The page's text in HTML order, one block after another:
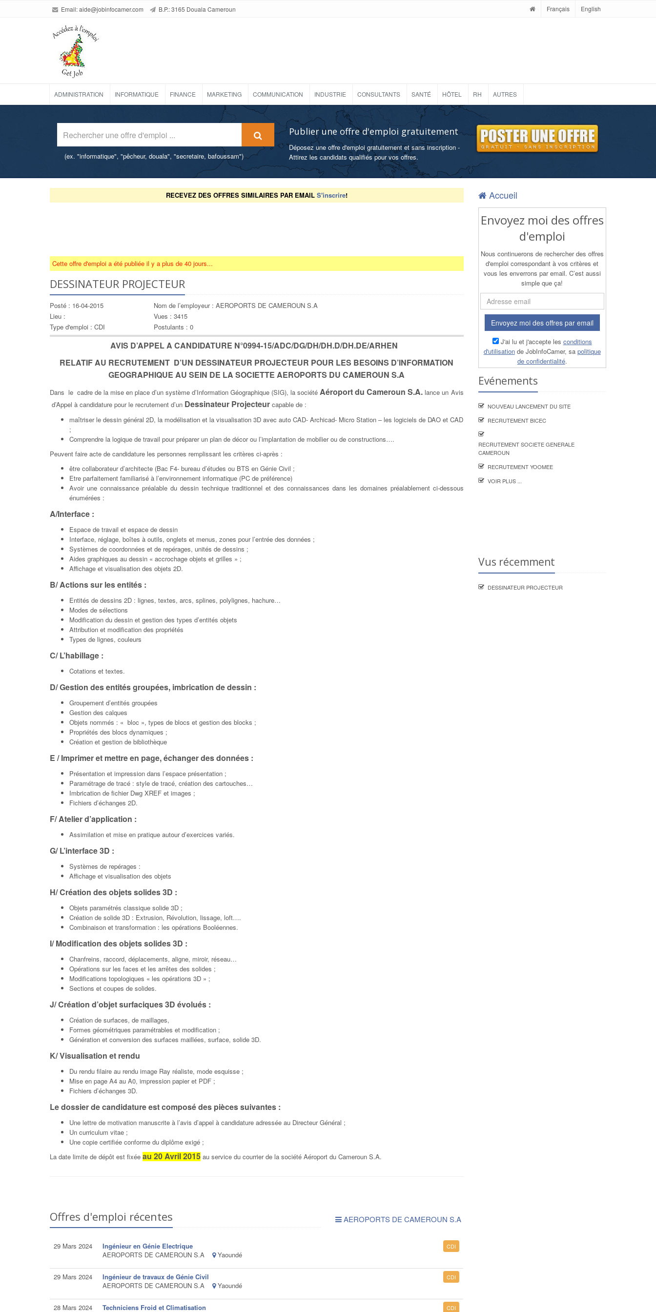
Email:aide@jobinfocamer.com B.P.: 3165 Douala Cameroun Français English
ADMINISTRATION INFORMATIQUE FINANCE MARKETING COMMUNICATION INDUSTRIE CONSULTANTS SANTÉ HÔTEL RH AUTRES
(ex. "informatique", "pêcheur, douala", "secretaire, bafoussam")
Publier une offre d'emploi gratuitement
Déposez une offre d'emploi gratuitement et sans inscription -
Attirez les candidats qualifiés pour vos offres.
RECEVEZ DES OFFRES SIMILAIRES PAR EMAIL S'inscrire!
Cette offre d'emploi a été publiée il y a plus de 40 jours...
DESSINATEUR PROJECTEUR
Posté : 16-04-2015
Nom de l’employeur : AEROPORTS DE CAMEROUN S.A
Lieu :
Vues : 3415
Type d'emploi : CDI
Postulants : 0
AVIS D’APPEL A CANDIDATURE N°0994-15/ADC/DG/DH/DH.D/DH.DE/ARHEN
RELATIF AU RECRUTEMENT D’UN DESSINATEUR PROJECTEUR POUR LES BESOINS D’INFORMATION
GEOGRAPHIQUE AU SEIN DE LA SOCIETTE AEROPORTS DU CAMEROUN S.A
Dans le cadre de la mise en place d’un système d’Information Géographique (SIG), la sociétéAéroport du Cameroun S.A. lance un Avis
d’Appel à candidature pour le recrutement d’un Dessinateur Projecteur capable de :
maîtriser le dessin général 2D, la modélisation et la visualisation 3D avec auto CAD- Archicad- Micro Station – les logiciels de DAO et CAD
;
Comprendre la logique de travail pour préparer un plan de décor ou l’implantation de mobilier ou de constructions….
Peuvent faire acte de candidature les personnes remplissant les critères ci-après :
être collaborateur d’architecte (Bac F4- bureau d’études ou BTS en Génie Civil ;
Etre parfaitement familiarisé à l’environnement informatique (PC de préférence)
Avoir une connaissance préalable du dessin technique traditionnel et des connaissances dans les domaines préalablement ci-dessous
énumérées :
A/Interface :
Espace de travail et espace de dessin
Interface, réglage, boîtes à outils, onglets et menus, zones pour l’entrée des données ;
Systèmes de coordonnées et de repérages, unités de dessins ;
Aides graphiques au dessin « accrochage objets et grilles » ;
Affichage et visualisation des objets 2D.
B/ Actions sur les entités :
Entités de dessins 2D : lignes, textes, arcs, splines, polylignes, hachure…
Modes de sélections
Modification du dessin et gestion des types d’entités objets
Attribution et modification des propriétés
Types de lignes, couleurs
C/ L’habillage :
Cotations et textes.
D/ Gestion des entités groupées, imbrication de dessin :
Groupement d’entités groupées
Gestion des calques
Objets nommés : « bloc », types de blocs et gestion des blocks ;
Propriétés des blocs dynamiques ;
Création et gestion de bibliothèque
E / Imprimer et mettre en page, échanger des données :
Présentation et impression dans l’espace présentation ;
Paramétrage de tracé : style de tracé, création des cartouches…
Imbrication de fichier Dwg XREF et images ;
Fichiers d’échanges 2D.
F/ Atelier d’application :
Assimilation et mise en pratique autour d’exercices variés.
G/ L’interface 3D :
Systèmes de repérages :
Affichage et visualisation des objets
H/ Création des objets solides 3D :
Objets paramétrés classique solide 3D ;
Création de solide 3D : Extrusion, Révolution, lissage, loft….
Combinaison et transformation : les opérations Booléennes.
I/ Modification des objets solides 3D :
Chanfreins, raccord, déplacements, aligne, miroir, réseau…
Opérations sur les faces et les arrêtes des solides ;
Modifications topologiques « les opérations 3D » ;
Sections et coupes de solides.
J/ Création d’objet surfaciques 3D évolués :
Création de surfaces, de maillages,
Formes géométriques paramétrables et modification ;
Génération et conversion des surfaces maillées, surface, solide 3D.
K/ Visualisation et rendu
Du rendu filaire au rendu image Ray réaliste, mode esquisse ;
Mise en page A4 au A0, impression papier et PDF ;
Fichiers d’échanges 3D.
Le dossier de candidature est composé des pièces suivantes :
Une lettre de motivation manuscrite à l’avis d’appel à candidature adressée au Directeur Général ;
Un curriculum vitae ;
Une copie certifiée conforme du diplôme exigé ;
La date limite de dépôt est fixée au 20 Avril 2015 au service du courrier de la société Aéroport du Cameroun S.A.
Offres d'emploi récentes AEROPORTS DE CAMEROUN S.A
29 Mars 2024
Ingénieur en Génie Electrique
AEROPORTS DE CAMEROUN S.A
Yaoundé
CDI
29 Mars 2024
Ingénieur de travaux de Génie Civil
AEROPORTS DE CAMEROUN S.A
Yaoundé
CDI
28 Mars 2024
Techniciens Froid et Climatisation
CDI
Accueil
Envoyez moi des offres
d'emploi
Nous continuerons de rechercher des offres
d'emploi correspondant à vos critères et
vous les enverrons par email. C’est aussi
simple que ça!
Envoyez moi des offres par email
J'ai lu et j'accepte les conditions
d'utilisationde JobInfoCamer, sa politique
de confidentialité.
Evénements
NOUVEAU LANCEMENT DU SITE
RECRUTEMENT BICEC
RECRUTEMENT SOCIETE GENERALE
CAMEROUN
RECRUTEMENT YOOMEE
VOIR PLUS ...
Vus récemment
DESSINATEUR PROJECTEUR